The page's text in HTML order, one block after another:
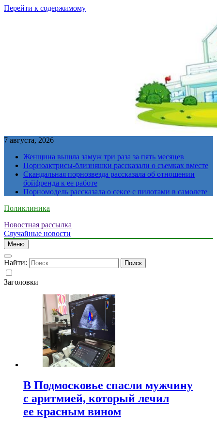
Перейти к содержимому
7 августа, 2026
Женщина вышла замуж три раза за пять месяцев
Порноактрисы-близняшки рассказали о съемках вместе
Скандальная порнозвезда рассказала об отношении
бойфренда к ее работе
Порномодель рассказала о сексе с пилотами в самолете
Поликлиника
Новостная рассылка
Случайные новости
Меню
Найти:
Заголовки
В Подмосковье спасли мужчину
с аритмией, который лечил
ее красным вином